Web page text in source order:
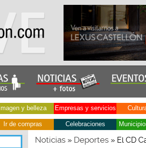
Imagen y belleza Empresas y servicios
Ir de compras Celebraciones
Noticias» Deportes» El CD